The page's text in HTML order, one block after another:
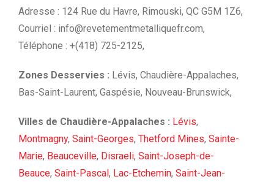
Adresse : 124 Rue du Havre, Rimouski, QC G5M 1Z6,
Courriel : info@revetementmetalliquefr.com,
Téléphone : +(418) 725-2125,
Zones Desservies : Lévis, Chaudière-Appalaches,
Bas-Saint-Laurent, Gaspésie, Nouveau-Brunswick,
Villes de Chaudière-Appalaches : Lévis,
Montmagny, Saint-Georges, Thetford Mines, Sainte-
Marie, Beauceville, Disraeli, Saint-Joseph-de-
Beauce, Saint-Pascal , Lac-Etchemin, Saint-Jean-